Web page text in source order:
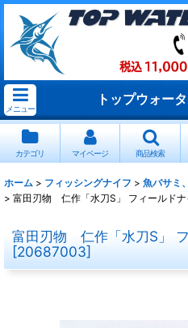
メニュー
トップウォー
カテゴリ マイページ 商品検索
ホーム > フィッシングナイフ > 魚バサミ
> 富田刃物 仁作「水刀S」 フィールドナ
富田刃物 仁作「水刀S」
[20687003]